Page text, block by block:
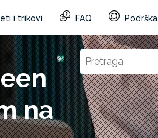
i trikovi FAQ Podrška
na